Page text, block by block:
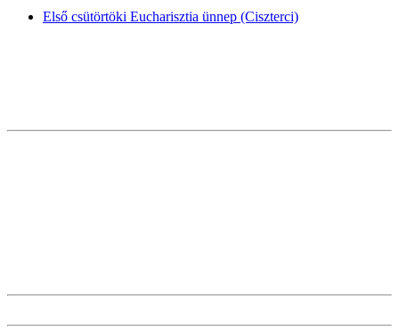
Első csütörtöki Eucharisztia ünnep (Ciszterci)